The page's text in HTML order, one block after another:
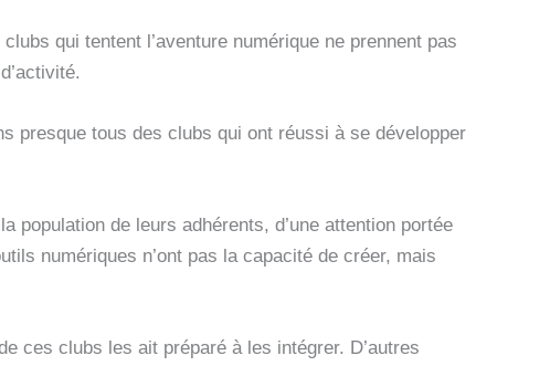
qui tentent l’aventure numérique ne prennent pas
presque tous des clubs qui ont réussi à se développer
population de leurs adhérents, d’une attention portée
numériques n’ont pas la capacité de créer, mais
ces clubs les ait préparé à les intégrer. D’autres